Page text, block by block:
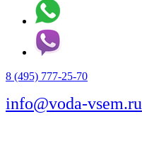
8 (495) 777-25-70
info@voda-vsem.ru